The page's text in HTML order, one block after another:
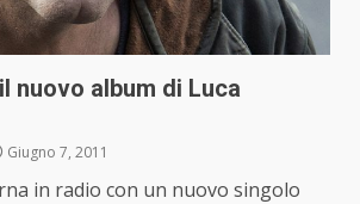
nuovo album di Luca
Giugno 7, 2011
in radio con un nuovo singolo